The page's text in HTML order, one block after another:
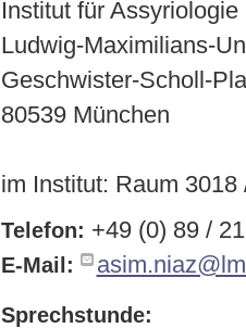
Institut für
Ludwig-Maximilians-
Geschwister-Scholl-
80539 München
im Institut: Raum
Telefon: +49 (0) 89 /
E-Mail:
Sprechstunde: